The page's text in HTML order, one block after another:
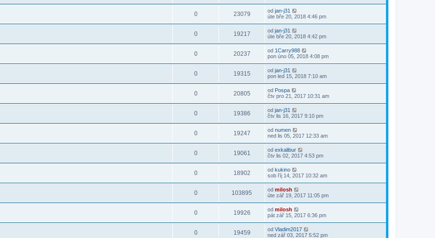
0 23079 od jan-j31
úte bře 20, 2018 4:46 pm
0 19217 od jan-j31
úte bře 20, 2018 4:42 pm
0 20237 od 1Carry988
pon úno 05, 2018 4:08 pm
0 19315 od jan-j31
pon led 15, 2018 7:10 am
0 20805 od Pospa
čtv pro 21, 2017 10:31 am
0 19386 od jan-j31
čtv lis 16, 2017 9:10 pm
0 19247 od numen
ned lis 05, 2017 12:33 am
0 19061 od exkalibur
čtv lis 02, 2017 4:53 pm
0 18902 od kukino
sob říj 14, 2017 10:32 am
0 103895 od milosh
úte zář 19, 2017 11:05 pm
0 19926 od milosh
pát zář 15, 2017 6:36 pm
0 19459 od Vladim2017
ned zář 03, 2017 5:52 pm